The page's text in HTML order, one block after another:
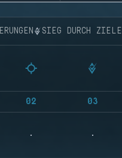
SIEG DURCH ZIELE
02 03